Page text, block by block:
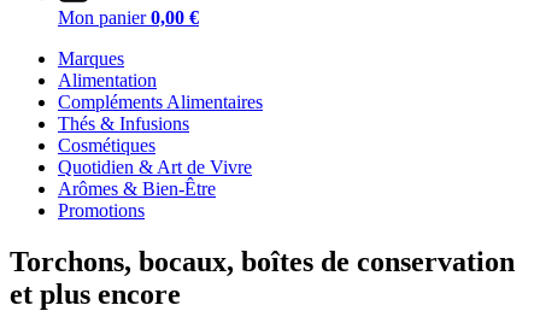
Mon panier 0,00 €
Marques
Alimentation
Compléments Alimentaires
Thés & Infusions
Cosmétiques
Quotidien & Art de Vivre
Arômes & Bien-Être
Promotions
Torchons, bocaux, boîtes de conservation
et plus encore